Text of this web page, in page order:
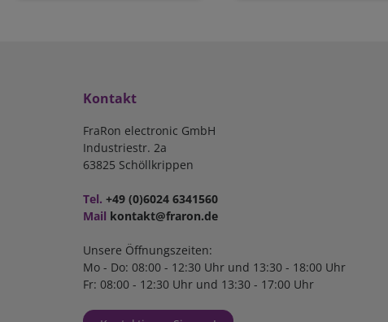
Kontakt
FraRon electronic GmbH
Industriestr. 2a
63825 Schöllkrippen
Tel. +49 (0)6024 6341560
Mail kontakt@fraron.de
Unsere Öffnungszeiten:
Mo - Do: 08:00 - 12:30 Uhr und 13:30 - 18:00 Uhr
Fr: 08:00 - 12:30 Uhr und 13:30 - 17:00 Uhr